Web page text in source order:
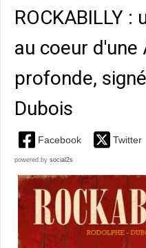
ROCKABILLY
au coeur d'une
profonde,
Dubois
Facebook Twitter
powered by social2s